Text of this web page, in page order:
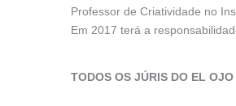
Professor de Criatividade no
Em 2017 terá a
TODOS OS JÚRIS DO EL